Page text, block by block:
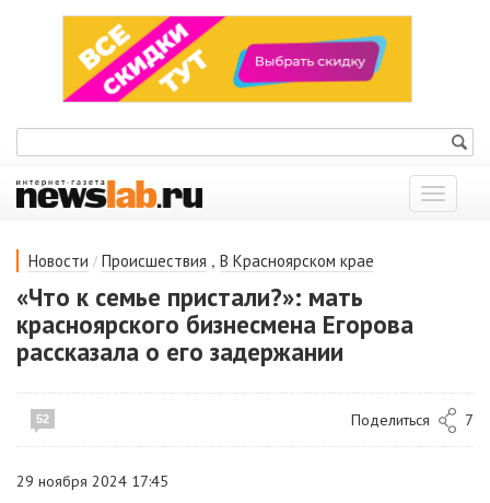
Показать
меню
Новости / Происшествия , В Красноярском крае
«Что к семье пристали?»: мать
красноярского бизнесмена Егорова
рассказала о его задержании
52 Поделиться 7
29 ноября 2024 17:45